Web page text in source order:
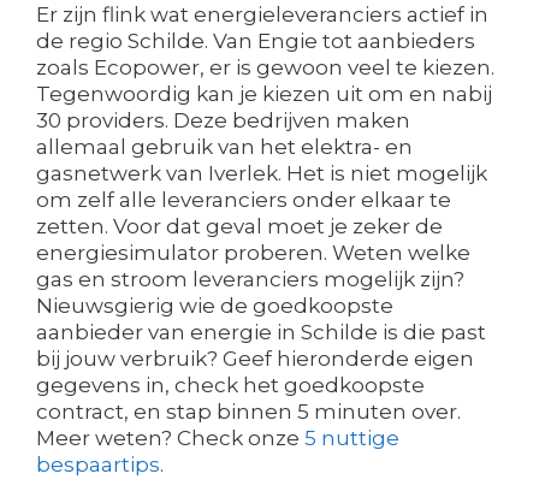
Er zijn flink wat energieleveranciers actief in
de regio Schilde. Van Engie tot aanbieders
zoals Ecopower, er is gewoon veel te kiezen.
Tegenwoordig kan je kiezen uit om en nabij
30 providers. Deze bedrijven maken
allemaal gebruik van het elektra- en
gasnetwerk van Iverlek. Het is niet mogelijk
om zelf alle leveranciers onder elkaar te
zetten. Voor dat geval moet je zeker de
energiesimulator proberen. Weten welke
gas en stroom leveranciers mogelijk zijn?
Nieuwsgierig wie de goedkoopste
aanbieder van energie in Schilde is die past
bij jouw verbruik? Geef hieronderde eigen
gegevens in, check het goedkoopste
contract, en stap binnen 5 minuten over.
Meer weten? Check onze 5 nuttige
bespaartips.